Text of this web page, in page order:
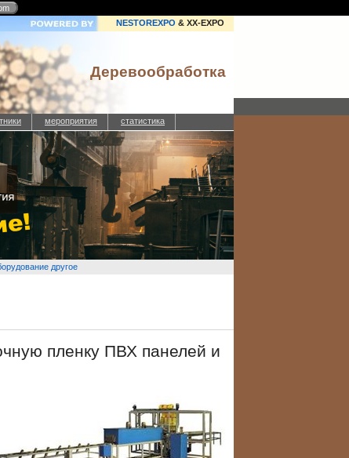
NESTOREXPO & XX-EXPO
Деревообработка
мероприятия статистика
другое
пленку ПВХ панелей и